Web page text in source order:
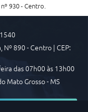
930 - Centro.
Nº 890 - Centro | CEP:
das 07h00 às 13h00
Mato Grosso - MS